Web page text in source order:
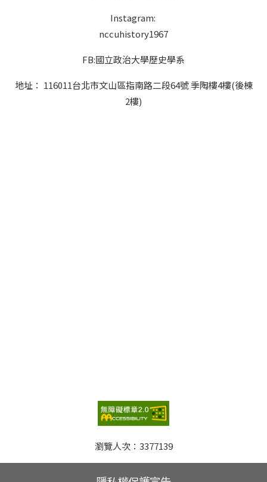
Instagram:
nccuhistory1967
FB:國立政治大學歷史學系
地址： 116011台北市文山區指南路二段64號 季陶樓4樓(後棟
2樓)
瀏覽人次： 3377139